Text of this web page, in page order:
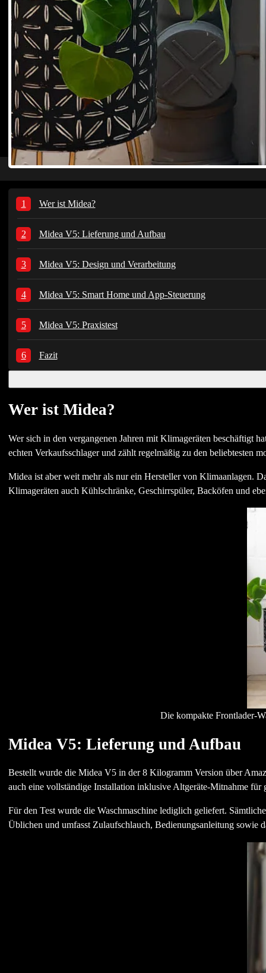
Wer ist Midea?
Midea V5: Lieferung und Aufbau
Midea V5: Design und Verarbeitung
Midea V5: Smart Home und App-Steuerung
Midea V5: Praxistest
Fazit
Wer ist Midea?
Wer sich in den vergangenen Jahren mit Klimageräten beschäftigt
echten Verkaufsschlager und zählt regelmäßig zu den beliebtesten
Midea ist aber weit mehr als nur ein Hersteller von Klimaanlagen.
Klimageräten auch Kühlschränke, Geschirrspüler, Backöfen und
Die kompakte Frontlader-
Midea V5: Lieferung und Aufbau
Bestellt wurde die Midea V5 in der 8 Kilogramm Version über
auch eine vollständige Installation inklusive Altgeräte-Mitnahme für
Für den Test wurde die Waschmaschine lediglich geliefert.
Üblichen und umfasst Zulaufschlauch, Bedienungsanleitung sowie